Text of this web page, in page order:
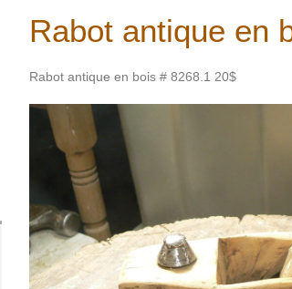
Rabot antique en
Rabot antique en bois # 8268.1 20$